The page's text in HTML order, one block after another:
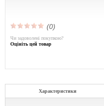
(0)
Чи задоволені покупкою?
Оцініть цей товар
Характеристики